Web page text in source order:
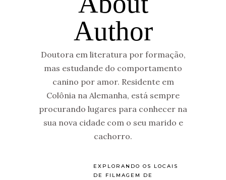
Author
Doutora em literatura por formação,
mas estudande do comportamento
canino por amor. Residente em
Colônia na Alemanha, está sempre
procurando lugares para conhecer na
sua nova cidade com o seu marido e
cachorro.
EXPLORANDO OS LOCAIS
DE FILMAGEM DE